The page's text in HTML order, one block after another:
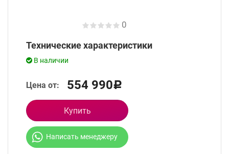
0
Технические характеристики
В наличии
Цена от: 554 990Р
Купить
Написать менеджеру